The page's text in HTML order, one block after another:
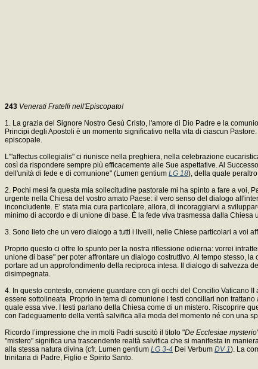
243 Venerati Fratelli nell'Episcopato!
1. La grazia del Signore Nostro Gesù Cristo, l'amore di Dio Padre e la
Principi degli Apostoli è un momento significativo nella vita di ciascun
episcopale.
L'"affectus collegialis" ci riunisce nella preghiera, nella celebrazione
così da rispondere sempre più efficacemente alle Sue aspettative. Al
dell'unità di fede e di comunione" (Lumen gentium LG 18), della quale
2. Pochi mesi fa questa mia sollecitudine pastorale mi ha spinto a fare a voi,
urgente nella Chiesa del vostro amato Paese: il vero senso del dialogo
inconcludente. E’ stata mia cura particolare, allora, di incoraggiarvi a
minimo di accordo e di unione di base. È la fede viva trasmessa dalla
3. Sono lieto che un vero dialogo a tutti i livelli, nelle Chiese particolari a voi
Proprio questo ci offre lo spunto per la nostra riflessione odierna: vorrei
unione di base" per poter affrontare un dialogo costruttivo. Al tempo stesso,
portare ad un approfondimento della reciproca intesa. Il dialogo di salvezza
disimpegnata.
4. In questo contesto, conviene guardare con gli occhi del Concilio Vaticano
essere sottolineata. Proprio in tema di comunione i testi conciliari non
quale essa vive. I testi parlano della Chiesa come di un mistero. Riscoprire
con l'adeguamento della verità salvifica alla moda del momento né con una
Ricordo l’impressione che in molti Padri suscitò il titolo "De Ecclesiae mysterio
"mistero" significa una trascendente realtà salvifica che si manifesta in
alla stessa natura divina (cfr. Lumen gentium LG 3-4 Dei Verbum DV 1). La
trinitaria di Padre, Figlio e Spirito Santo.